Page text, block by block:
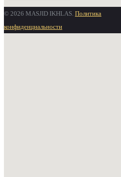
© 2026 MASJID IKHLAS. Политика
конфиденциальности